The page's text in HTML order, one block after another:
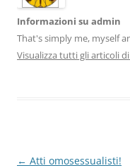
Informazioni su admin
That's simply me, myself
Visualizza tutti gli articoli
Navigazione
← Atti omosessualisti!